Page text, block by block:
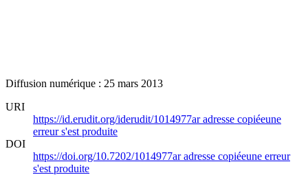
Diffusion numérique : 25 mars 2013
URI
https://id.erudit.org/iderudit/1014977aradresse copiéeune
erreur s'est produite
DOI
https://doi.org/10.7202/1014977aradresse copiéeune erreur
s'est produite